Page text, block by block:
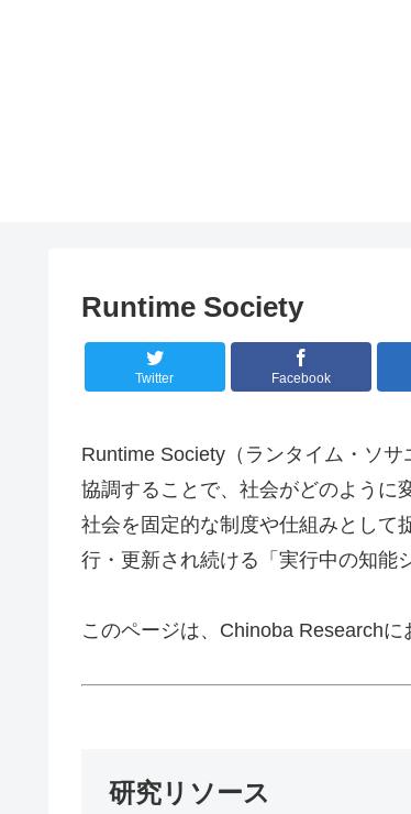
Runtime Society
Twitter Facebook
Runtime Society（ランタイム・ソ
協調することで、社会がどのように
社会を固定的な制度や仕組みとして
行・更新され続ける「実行中の知能
このページは、Chinoba Research
研究リソース